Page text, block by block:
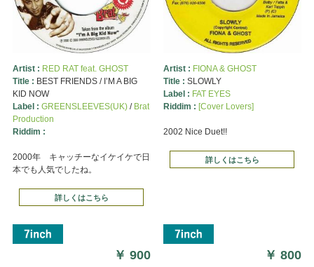
Artist : RED RAT feat. GHOST
Title : BEST FRIENDS / I’M A BIG
KID NOW
Label : GREENSLEEVES(UK)/ Brat
Production
Riddim :
2000年 キャッチーなイケイケで日
本でも人気でしたね。
詳しくはこちら
￥900
Artist : FIONA & GHOST
Title : SLOWLY
Label : FAT EYES
Riddim : [Cover Lovers]
2002 Nice Duet!!
詳しくはこちら
￥800